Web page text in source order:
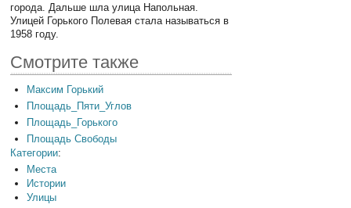
города. Дальше шла улица Напольная.
Улицей Горького Полевая стала называться в
1958 году.
Смотрите также
Максим Горький
Площадь_Пяти_Углов
Площадь_Горького
Площадь Свободы
Категории:
Места
Истории
Улицы